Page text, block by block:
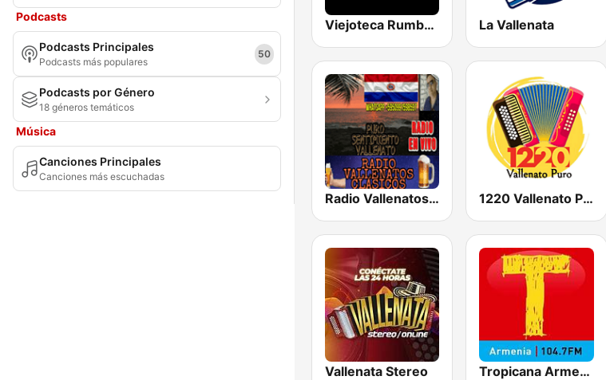
Podcasts
Podcasts Principales
Podcasts más populares
50
Podcasts por Género
18 géneros temáticos
Música
Canciones Principales
Canciones más escuchadas
Viejoteca Rumba y Recuerdo. La Vallenata
Radio Vallenatos Clásicos 1220 Vallenato Puro
Vallenata Stereo Tropicana Armenia